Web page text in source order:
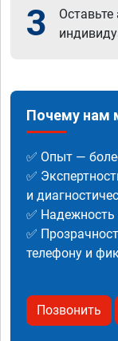
3
Почему нам
✅ Опыт —
✅
и
✅
✅
телефону и
Позвонить